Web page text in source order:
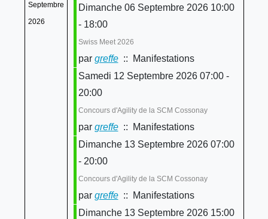
Septembre
2026
Dimanche 06 Septembre 2026 10:00
- 18:00
Swiss Meet 2026
par greffe:: Manifestations
Samedi 12 Septembre 2026 07:00 -
20:00
Concours d'Agility de la SCM Cossonay
par greffe:: Manifestations
Dimanche 13 Septembre 2026 07:00
- 20:00
Concours d'Agility de la SCM Cossonay
par greffe:: Manifestations
Dimanche 13 Septembre 2026 15:00